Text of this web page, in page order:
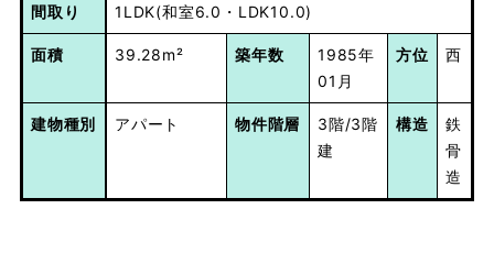
間取り 1LDK(和室6.0・LDK10.0)
面積 39.28m² 築年数
1985年
01月
方位 西
建物種別 アパート 物件階層
3階/3階
建
構造
鉄
骨
造